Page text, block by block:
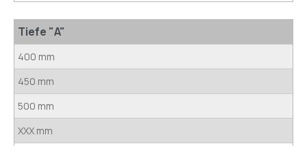
Tiefe "A"
400 mm
450 mm
500 mm
XXX mm